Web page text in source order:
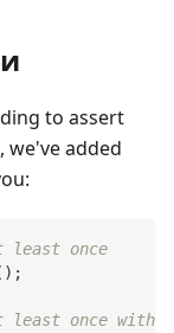
to assert
we've added
least once
) ;
least once with